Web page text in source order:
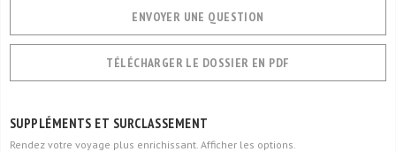
ENVOYER UNE QUESTION
TÉLÉCHARGER LE DOSSIER EN PDF
SUPPLÉMENTS ET SURCLASSEMENT
Rendez votre voyage plus enrichissant. Afficher les options.